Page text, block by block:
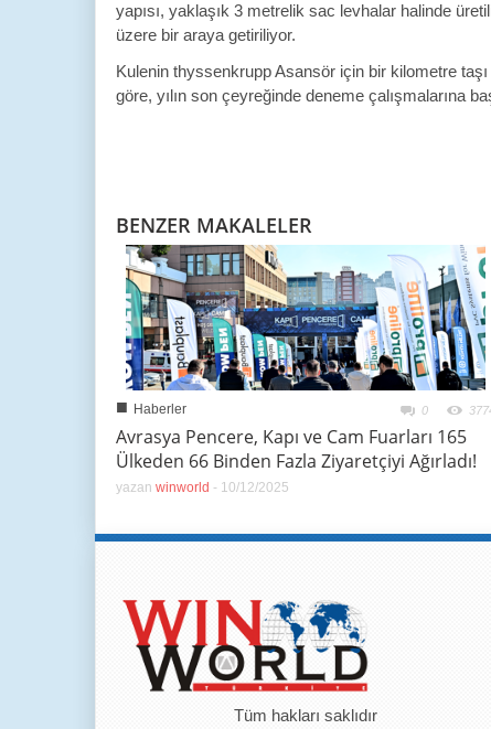
yapısı, yaklaşık 3 metrelik sac levhalar halinde
üzere bir araya getiriliyor.
Kulenin thyssenkrupp Asansör için bir kilometre
göre, yılın son çeyreğinde deneme çalışmalarına
BENZER MAKALELER
■ Haberler 0
Avrasya Pencere, Kapı ve Cam Fuarları 165
Ülkeden 66 Binden Fazla Ziyaretçiyi Ağırladı!
yazan winworld - 10/12/2025
Tüm hakları saklıdır